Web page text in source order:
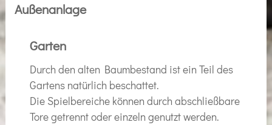
Außenanlage
Garten
Durch den alten Baumbestand ist ein Teil des
Gartens natürlich beschattet.
Die Spielbereiche können durch abschließbare
Tore getrennt oder einzeln genutzt werden.